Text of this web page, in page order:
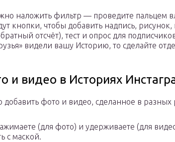
наложить фильтр — проведите пальцем
кнопки, чтобы добавить надпись,
отсчёт), тест и опрос для
видели вашу Историю, то сделайте
и видео в Историях
добавить фото и видео, сделанное в разных
(для фото) и удерживаете (для
с маской.